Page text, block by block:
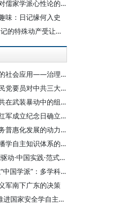
孙明君：《齐物论》对儒家学派心性论的回应
味：日记缘何入史
石佳友 史学炎：未登记的特殊动产受让人排除强制执行问题研究
薛澜：人工智能技术的社会应用——治理挑战
易凤林：南京方面国民党要员对中共三大起义的反应
张永：一九二七年中共在武装暴动中的组织转型
张陈：隐藏的记忆：红军成立纪念日确立前中共对南昌起义的纪念
邱华翔：韩国托育服务普惠化发展的动力机制、制度路径与政策效应
赵春华：中国时尚传播学自主知识体系的内在逻辑与实践路径
涂凌波 张译匀：智能驱动·中国实践·范式创新：“构建中国新闻传播学自主知识体系”专题研讨会综述
田香凝 丁靓琦：何以“中国学派”：多学科视野下中国特色新闻传播学建设的研究
军南下广东的决策
刘凯：以“四个统一”推进国家安全学自主知识体系构建